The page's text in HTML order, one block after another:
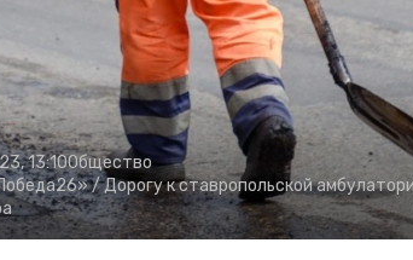
13:10Общество
/Дорогу к ставропольской